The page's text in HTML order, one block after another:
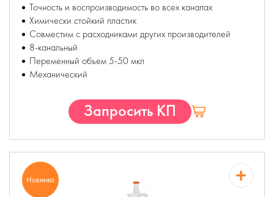
Точность и воспроизводимость во всех каналах
Химически стойкий пластик
Совместим с расходниками других производителей
8-канальный
Переменный объем 5-50 мкл
Механический
Запросить КП
Новинка